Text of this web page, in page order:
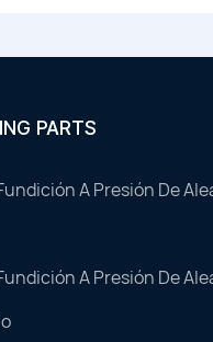
PARTS
A Presión De
A Presión De